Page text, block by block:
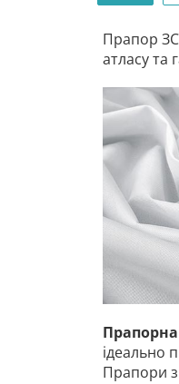
Прапор
атласу та
ідеально
Прапори з